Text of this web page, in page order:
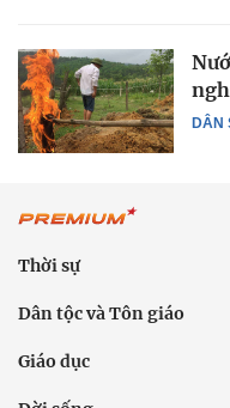
DÂN
Thời sự
Dân tộc và Tôn giáo
Giáo dục